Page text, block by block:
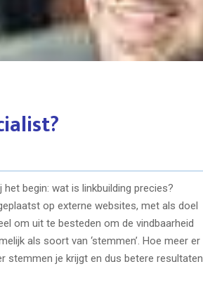
begin: wat is linkbuilding precies?
op externe websites, met als doel
om uit te besteden om de vindbaarheid
als soort van ‘stemmen’. Hoe meer er
stemmen je krijgt en dus betere resultaten